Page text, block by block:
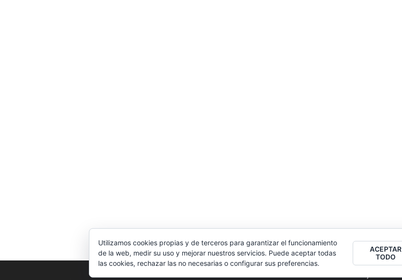
2026 Colectivo Burbuja
Utilizamos cookies propias y de terceros para garantizar el funcionamiento
de la web, medir su uso y mejorar nuestros servicios. Puede aceptar todas
las cookies, rechazar las no necesarias o configurar sus preferencias.
ACEPTAR
TODO